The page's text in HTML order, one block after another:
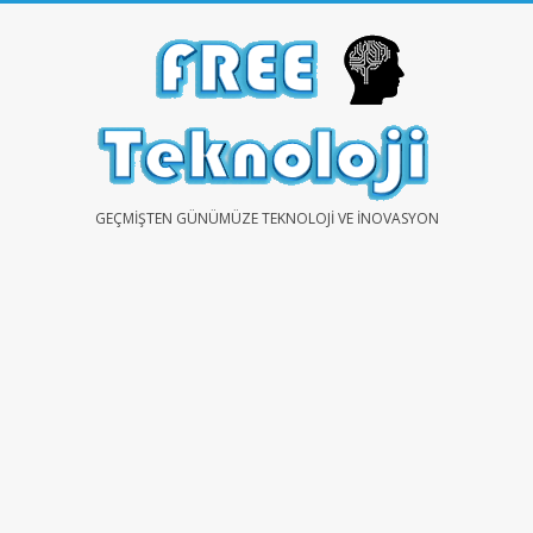
FREEGEÇMIŞTEN GÜNÜMÜZE TEKNOLOJI VE İNOVASYON